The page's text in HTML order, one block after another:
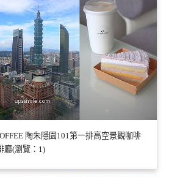
陶朱隱園101第一排高空景觀咖啡
廳(瀏覽：1)